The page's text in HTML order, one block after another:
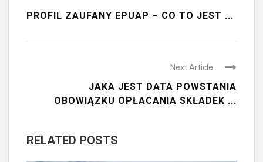
PROFIL ZAUFANY EPUAP – CO TO JEST ...
Next Article
JAKA JEST DATA POWSTANIA
OBOWIĄZKU OPŁACANIA SKŁADEK ...
RELATED POSTS